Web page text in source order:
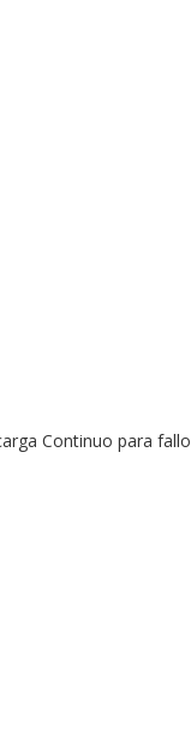
Continuo para fallo